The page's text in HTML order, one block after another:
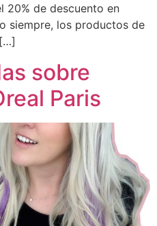
20% de descuento en
siempre, los productos de
sobre
Paris